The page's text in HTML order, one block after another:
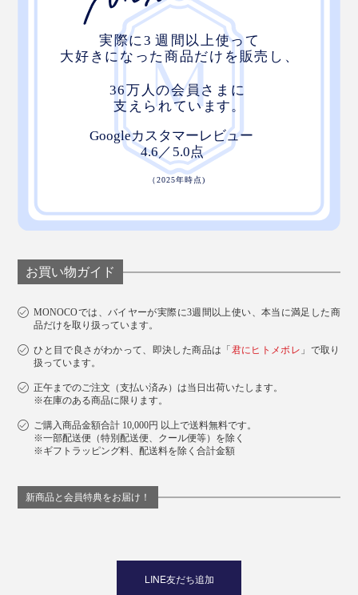
お買い物ガイド
MONOCOでは、バイヤーが実際に3週間以上使い、本当に満足した商
品だけを取り扱っています。
ひと目で良さがわかって、即決した商品は「君にヒトメボレ 」で取り
扱っています。
正午までのご注文（支払い済み）は当日出荷いたします。
※在庫のある商品に限ります。
ご購入商品金額合計 10,000円 以上で送料無料です。
※一部配送便（特別配送便、クール便等）を除く
※ギフトラッピング料、配送料を除く合計金額
新商品と会員特典をお届け！
LINE友だち追加